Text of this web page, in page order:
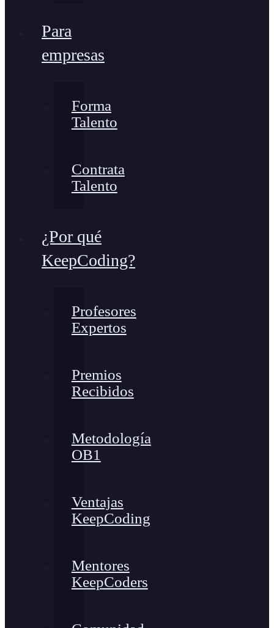
Para
empresas
Forma
Talento
Contrata
Talento
¿Por qué
KeepCoding?
Profesores
Expertos
Premios
Recibidos
Metodología
OB1
Ventajas
KeepCoding
Mentores
KeepCoders